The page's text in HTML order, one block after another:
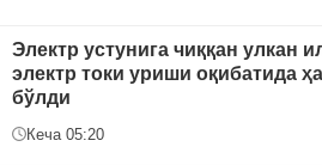
Электр устунига чиққан улкан
электр токи уриши оқибатида
бўлди
Кеча 05:20